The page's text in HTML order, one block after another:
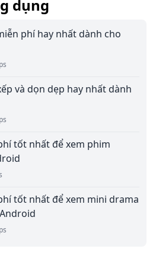
dụng
phí hay nhất dành cho
và dọn dẹp hay nhất dành
tốt nhất để xem phim
tốt nhất để xem mini drama